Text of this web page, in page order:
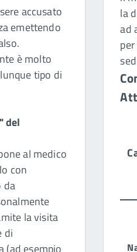
accusato
emettendo
è molto
tipo di
del
al medico
con
da
la visita
di
(ad esempio
la
ad